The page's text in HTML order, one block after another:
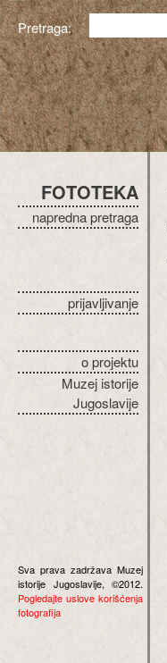
Pretraga:
FOTOTEKA
napredna pretraga
prijavljivanje
o projektu
Muzej istorije
Jugoslavije
Sva prava zadržava Muzej
istorije Jugoslavije, ©2012.
Pogledajte uslove korišćenja
fotografija